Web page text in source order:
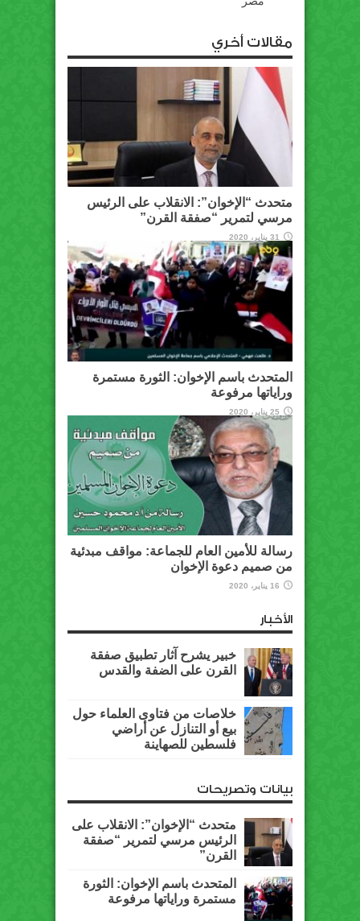
مقالات أخري
متحدث “الإخوان”: الانقلاب على الرئيس
مرسي لتمرير “صفقة القرن”
31 يناير، 2020
المتحدث باسم الإخوان: الثورة مستمرة
وراياتها مرفوعة
25 يناير، 2020
رسالة للأمين العام للجماعة: مواقف مبدئية
من صميم دعوة الإخوان
16 يناير، 2020
الأخبار
خبير يشرح آثار تطبيق صفقة
القرن على الضفة والقدس
خلاصات من فتاوى العلماء حول
بيع أو التنازل عن أراضي
فلسطين للصهاينة
بيانات وتصريحات
متحدث “الإخوان”: الانقلاب على
الرئيس مرسي لتمرير “صفقة
القرن”
المتحدث باسم الإخوان: الثورة
مستمرة وراياتها مرفوعة